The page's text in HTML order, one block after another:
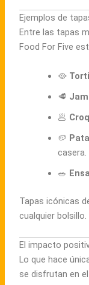
Ejemplos de
Entre las tapas
Food For Five
🥘
🥩
🥟
🥔
casera.
🥗
Tapas icónicas
cualquier bolsillo.
El impacto
Lo que hace
se disfrutan en